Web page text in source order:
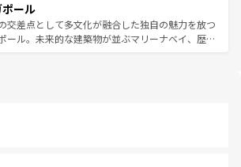
ほしい。
気候は一年中温暖で、どの季節にも異なる楽しみ
いる。親しみやすいタイの人々、仏教を中心とし
そして多様な観光資源が、訪れる旅人を魅了し続
を訪れても感動するはず。観光スポットが密集し
効率よく見どころを回れるのも魅力。息をのむよ
から文化的な体験まで、香港を存分に楽しみ尽く
ール
交差点として多文化が融合した独自の魅力を放つ
ール。未来的な建築物が並ぶマリーナベイ、歴史
カーズは地元の風情を楽しめる外せないスポット